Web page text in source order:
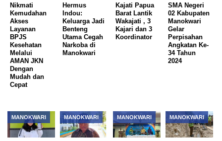
Nikmati
Kemudahan
Akses
Layanan
BPJS
Kesehatan
Melalui
AMAN JKN
Dengan
Mudah dan
Cepat
Hermus
Indou:
Keluarga Jadi
Benteng
Utama Cegah
Narkoba di
Manokwari
Kajati Papua
Barat Lantik
Wakajati , 3
Kajari dan 3
Koordinator
SMA Negeri
02 Kabupaten
Manokwari
Gelar
Perpisahan
Angkatan Ke-
34 Tahun
2024
MANOKWARI MANOKWARI MANOKWARI MANOKWARI